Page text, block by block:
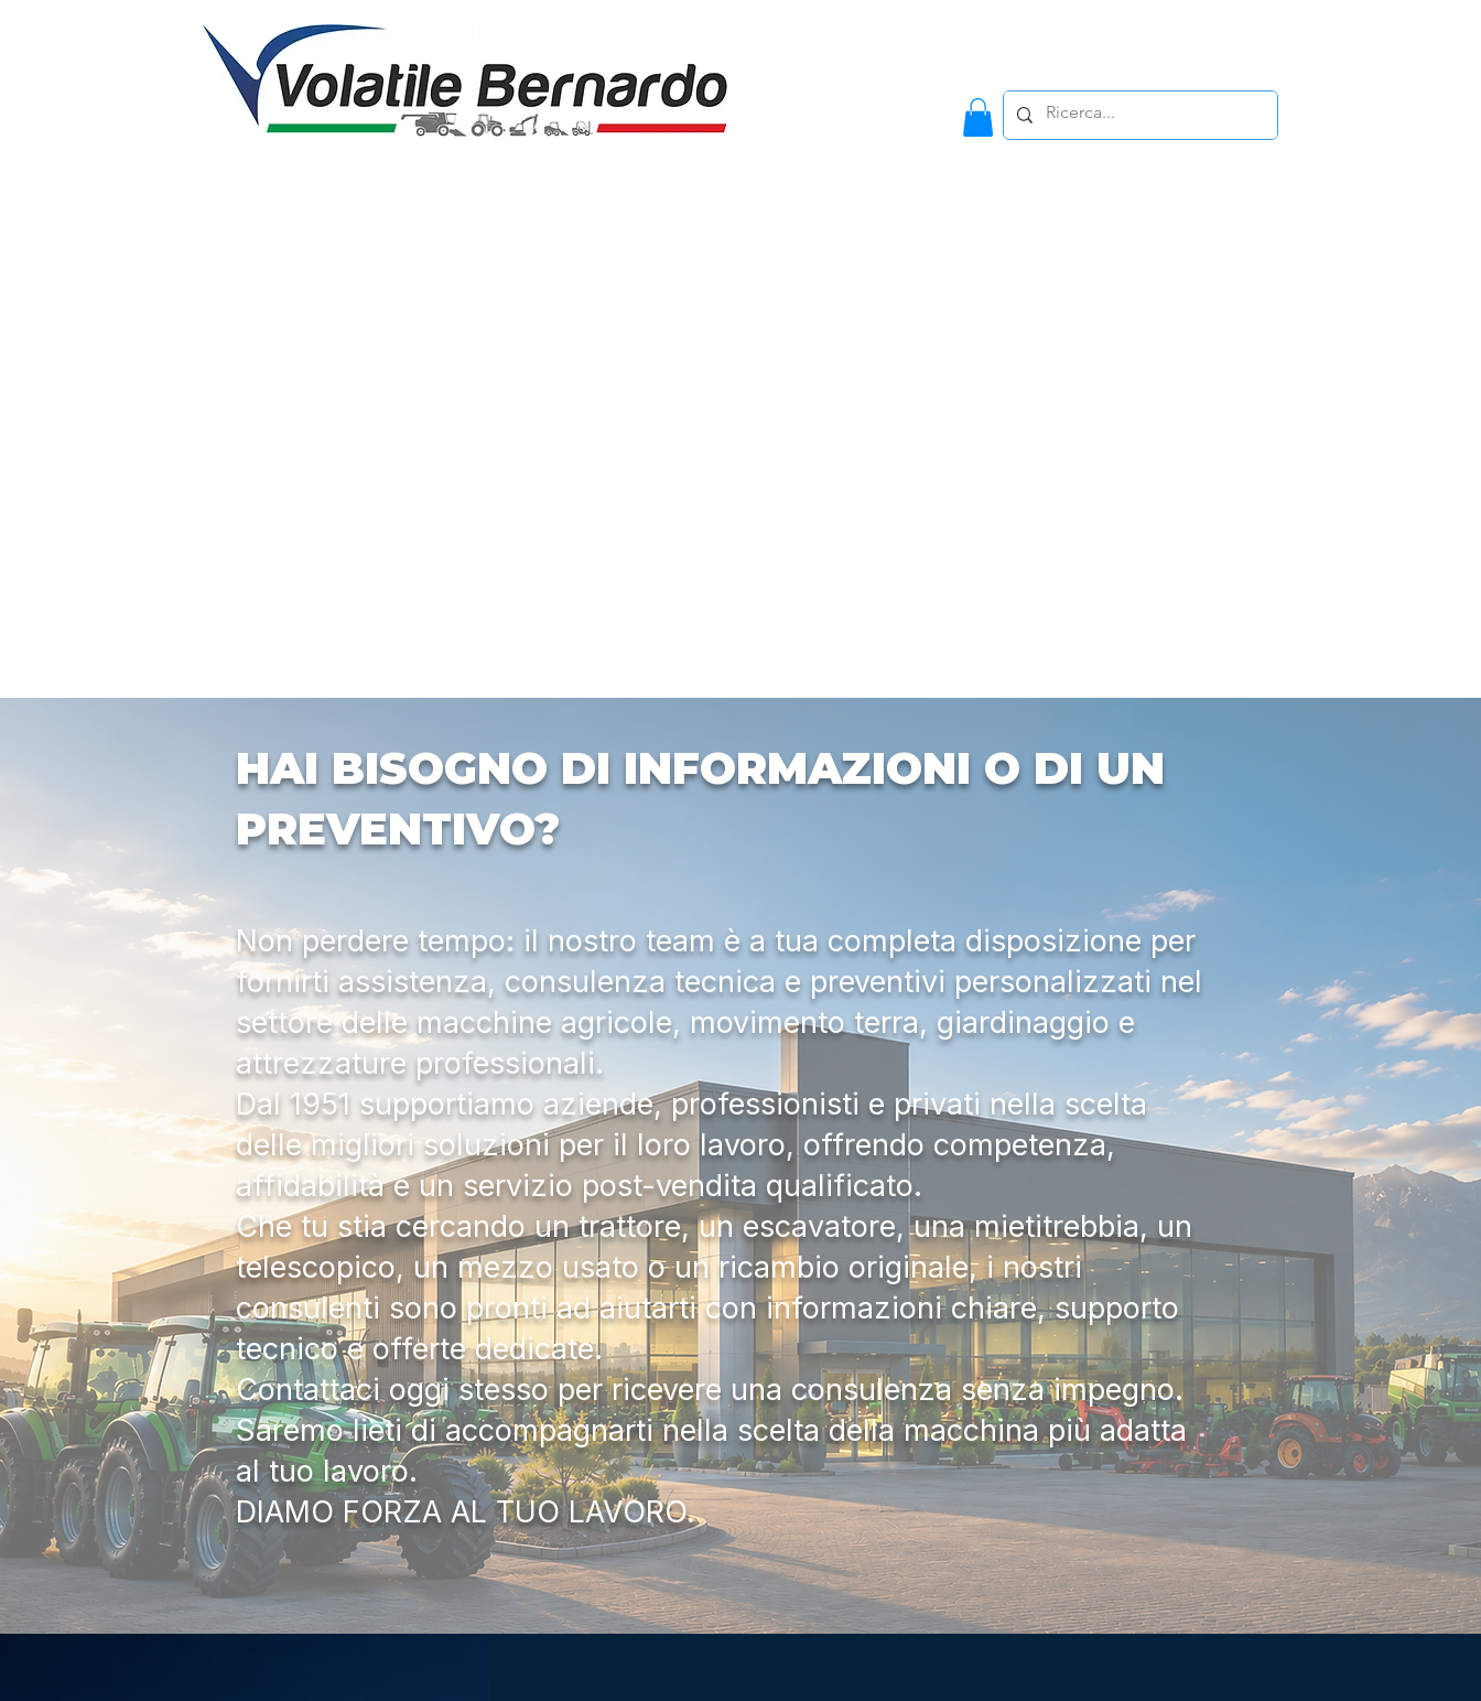
HAI BISOGNO DI INFORMAZIONI O DI UN
PREVENTIVO?
Non perdere tempo: il nostro team è a tua completa disposizione per
fornirti assistenza, consulenza tecnica e preventivi personalizzati nel
settore delle macchine agricole, movimento terra, giardinaggio e
attrezzature professionali.
Dal 1951 supportiamo aziende, professionisti e privati nella scelta
delle migliori soluzioni per il loro lavoro, offrendo competenza,
affidabilità e un servizio post-vendita qualificato.
Che tu stia cercando un trattore, un escavatore, una mietitrebbia, un
telescopico, un mezzo usato o un ricambio originale, i nostri
consulenti sono pronti ad aiutarti con informazioni chiare, supporto
tecnico e offerte dedicate.
Contattaci oggi stesso per ricevere una consulenza senza impegno.
Saremo lieti di accompagnarti nella scelta della macchina più adatta
al tuo lavoro.
DIAMO FORZA AL TUO LAVORO.